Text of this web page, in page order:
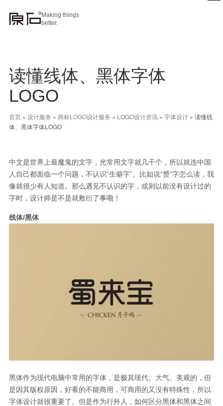
Making things
better.
读懂线体、黑体字体
LOGO
首页 » 设计服务 » 商标LOGO设计服务 » LOGO设计资讯 » 字体设计 » 读懂线
体、黑体字体LOGO
中文是世界上最魔鬼的文字，光常用文字就几千个，所以就连中国
人自己都面临一个问题，不认识“生僻字”。比如说“赟”字怎么读，我
像就很少有人知道。那么遇见不认识的字，或则以前没有设计过的
字时，设计师是不是就敷衍了事嘞！
线体/黑体
黑体作为现代电脑中常用的字体，是极其现代、大气、美观的，但
是因其版权原因，好看的不能商用，可商用的又没有特殊性，所以
字体设计就很重要了。但是作为行外人，如何区分黑体和黑体之间